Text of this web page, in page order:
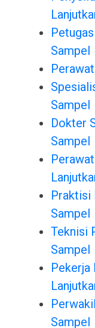
Sampel
Sampel
Dokter
Sampel
Praktisi
Sampel
Teknisi
Sampel
Pekerja
Sampel